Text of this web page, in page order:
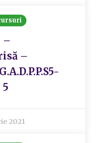
–
–
2021